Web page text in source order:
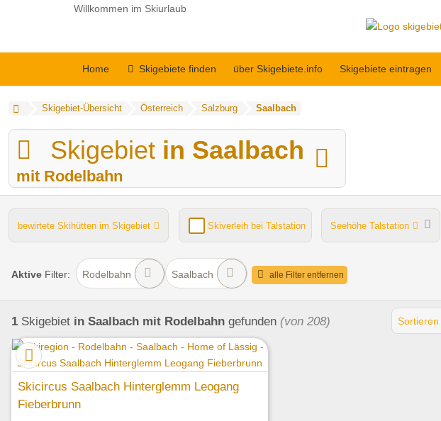
Willkommen im Skiurlaub
Home Skigebiete finden über Skigebiete.info Skigebiete eintragen
Skigebiet-Übersicht Österreich Salzburg Saalbach
Skigebiet in Saalbach
mit Rodelbahn
bewirtete Skihütten im Skigebiet Skiverleih bei Talstation Seehöhe Talstation
Kinder- / Übungshang Lifte gesamt Funpark Après Ski im Skigebiet
Aktive Filter: Rodelbahn Saalbach alle Filter entfernen
1 Skigebiet in Saalbach mit Rodelbahn gefunden (von 208) Sortieren
Skicircus Saalbach Hinterglemm Leogang
Fieberbrunn